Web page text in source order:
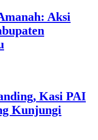
Aksi
Kasi PAI
Kunjungi